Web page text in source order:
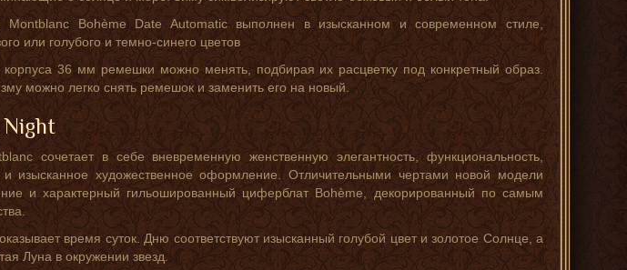
Bohème Date Automatic выполнен в изысканном и современном стиле,
или голубого и темно-синего цветов
36 мм ремешки можно менять, подбирая их расцветку под конкретный образ.
можно легко снять ремешок и заменить его на новый.
Night
сочетает в себе вневременную женственную элегантность, функциональность,
и изысканное художественное оформление. Отличительными чертами новой модели
и характерный гильошированный циферблат Bohème, декорированный по самым
время суток. Дню соответствуют изысканный голубой цвет и золотое Солнце, а
Луна в окружении звезд.